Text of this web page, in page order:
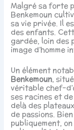
Malgré sa forte
Benkemoun
sa vie privée. Il
des enfants.
gardée, loin des
image d’homme
Un élément
Benkemoun,
véritable chef-
ses racines et
delà des
de passions.
publiquement,